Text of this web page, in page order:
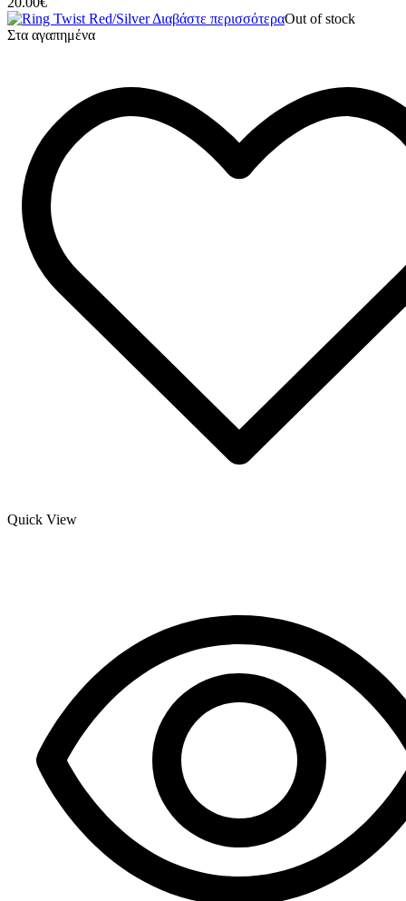
Διαβάστε περισσότεραOut of stock
Στα αγαπημένα
Quick View